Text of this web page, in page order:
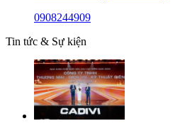
0908244909
Tin tức & Sự kiện